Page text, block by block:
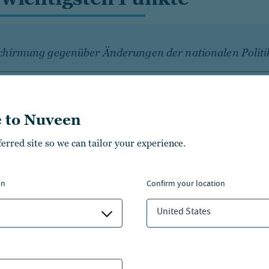
to Nuveen
site so we can tailor your experience.
confirm your location
United States
gegenüber Änderungen der nationalen
könnte eine höhere C-PACE-
Artikel lesen